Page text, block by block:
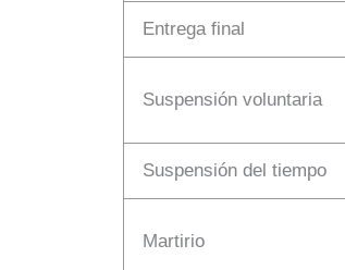
Entrega final
Suspensión voluntaria
Suspensión del tiempo
Martirio